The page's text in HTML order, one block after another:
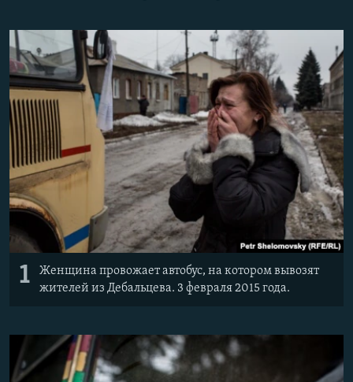
АРХИВ
Հայերեն
English
Русский
Все сайты Радио Азатутюн
1
Женщина провожает автобус, на котором вывозят
жителей из Дебальцева. 3 февраля 2015 года.